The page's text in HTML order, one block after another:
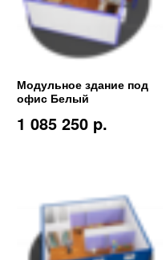
Модульное здание под
офис Белый
1 085 250 p.